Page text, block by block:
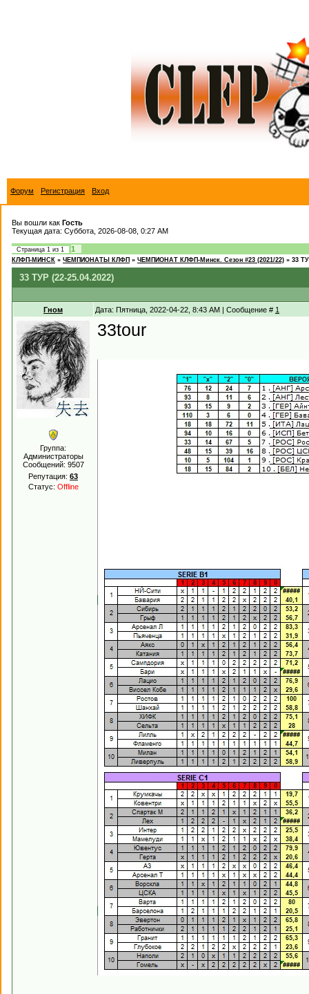
Форум Регистрация Вход
Вы вошли как Гость
Текущая дата: Суббота, 2026-08-08, 0:27 AM
Страница 1 из 1 1
КЛФП-МИНСК » ЧЕМПИОНАТЫ КЛФП » ЧЕМПИОНАТ КЛФП-Минск. Сезон #23 (2021/22) » 33
33 ТУР (22-25.04.2022)
Гном Дата: Пятница, 2022-04-22, 8:43 AM | Сообщение # 1
Группа:
Администраторы
Сообщений: 9507
Репутация: 63
Статус: Offline
33tour